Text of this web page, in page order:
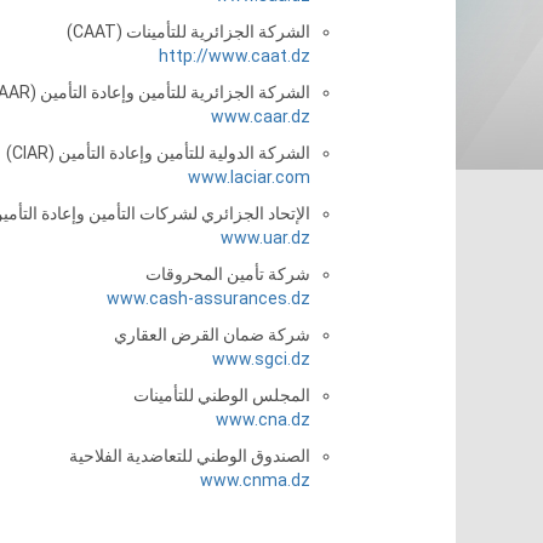
الشركة الجزائرية للتأمينات (CAAT)
http://www.caat.dz
الشركة الجزائرية للتأمين وإعادة التأمين (CAAR)
www.caar.dz
الشركة الدولية للتأمين وإعادة التأمين (CIAR)
www.laciar.com
الإتحاد الجزائري لشركات التأمين وإعادة
www.uar.dz
شركة تأمين المحروقات
www.cash-assurances.dz
شركة ضمان القرض العقاري
www.sgci.dz
المجلس الوطني للتأمينات
www.cna.dz
الصندوق الوطني للتعاضدية الفلاحية
www.cnma.dz